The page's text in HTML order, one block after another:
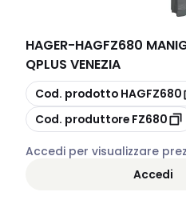
HAGER-HAGFZ680
QPLUS VENEZIA
copia
Cod. prodotto HAGFZ680
copia
Cod. produttore FZ680
Accedi per visualizzare
Accedi